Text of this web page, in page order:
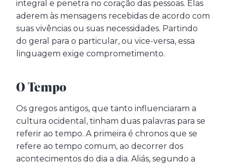
integral e penetra no coração das pessoas. Elas
aderem às mensagens recebidas de acordo com
suas vivências ou suas necessidades. Partindo
do geral para o particular, ou vice-versa, essa
linguagem exige comprometimento.
O Tempo
Os gregos antigos, que tanto influenciaram a
cultura ocidental, tinham duas palavras para se
referir ao tempo. A primeira é chronos que se
refere ao tempo comum, ao decorrer dos
acontecimentos do dia a dia. Aliás, segundo a